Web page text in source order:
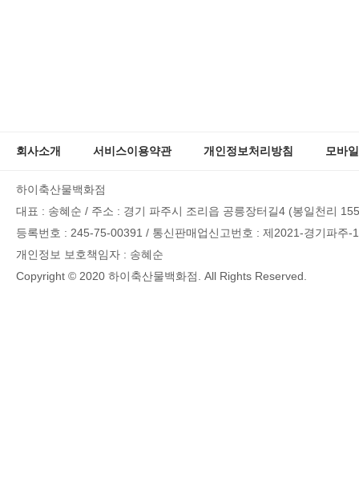
회사소개 서비스이용약관 개인정보처리방침 모바
하이축산물백화점
대표 : 송혜순 / 주소 : 경기 파주시 조리읍 공릉장터길4 (봉일천리
등록번호 : 245-75-00391 / 통신판매업신고번호 : 제2021-경기파주-
개인정보 보호책임자 : 송혜순
Copyright © 2020 하이축산물백화점. All Rights Reserved.